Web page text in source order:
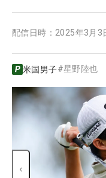
配信日時： 2025年3月3
米国男子#星野陸也